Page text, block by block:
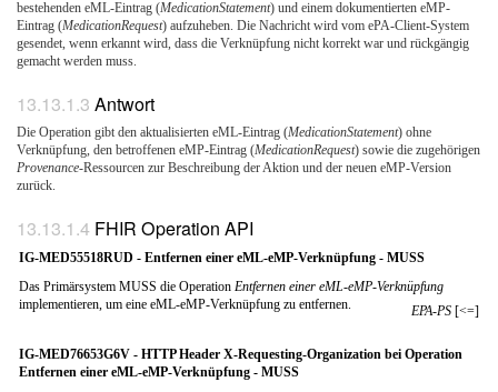
bestehenden eML-Eintrag (MedicationStatement) und einem dokumentierten eMP-
Eintrag (MedicationRequest) aufzuheben. Die Nachricht wird vom ePA-Client-System
gesendet, wenn erkannt wird, dass die Verknüpfung nicht korrekt war und rückgängig
gemacht werden muss.
Antwort
Die Operation gibt den aktualisierten eML-Eintrag (MedicationStatement) ohne
Verknüpfung, den betroffenen eMP-Eintrag (MedicationRequest) sowie die zugehörigen
Provenance-Ressourcen zur Beschreibung der Aktion und der neuen eMP-Version
zurück.
FHIR Operation API
IG-MED55518RUD - Entfernen einer eML-eMP-Verknüpfung - MUSS
Das Primärsystem MUSS die Operation Entfernen einer eML-eMP-Verknüpfung
implementieren, um eine eML-eMP-Verknüpfung zu entfernen.
EPA-PS [<=]
IG-MED76653G6V - HTTP Header X-Requesting-Organization bei Operation
Entfernen einer eML-eMP-Verknüpfung - MUSS